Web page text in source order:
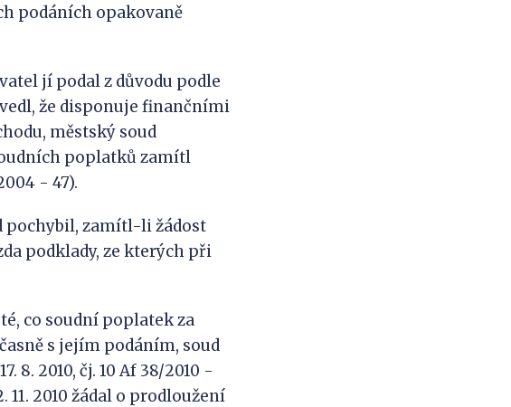
podáních opakovaně
jí podal z důvodu podle
že disponuje finančními
městský soud
poplatků zamítl
- 47).
zamítl-li žádost
podklady, ze kterých při
co soudní poplatek za
s jejím podáním, soud
8. 2010, čj. 10 Af 38/2010 -
11. 2010 žádal o prodloužení